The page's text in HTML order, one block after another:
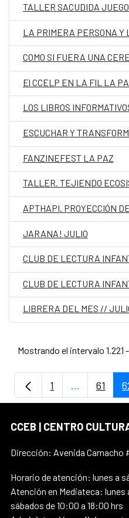
TALLER SACUDIDA
LA PRIMERA PERSONA Y
El CCELP EN LA FIL LA
ESCUCHAR Y
FANZINEFEST LA PAZ
JARANA! JULIO
CLUB DE LECTURA
CLUB DE LECTURA
LIBRERA DEL MES //
Mostrando el intervalo 1.221
Página
1 ...Páginas
61
CCEB | CENTRO
Dirección: Avenida Camacho
Horario de atención: lunes a
Atención en Mediateca: lunes
sábados de 10:00 a 18:00 hrs